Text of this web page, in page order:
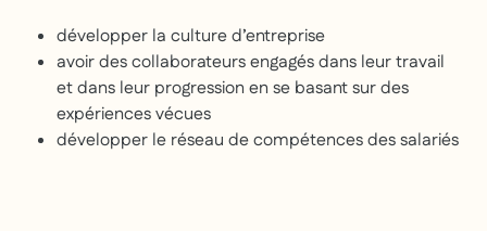
développer la culture d’entreprise
avoir des collaborateurs engagés dans leur travail
et dans leur progression en se basant sur des
expériences vécues
développer le réseau de compétences des salariés